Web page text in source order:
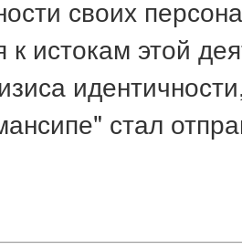
своих
истокам этой
стал